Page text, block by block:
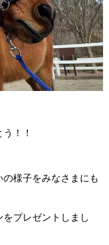
！！
様子をみなさまにも
プレゼントしまし